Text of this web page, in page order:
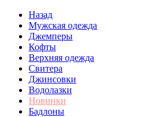
Назад
Мужская одежда
Джемперы
Кофты
Верхняя одежда
Свитера
Джинсовки
Водолазки
Новинки
Бадлоны